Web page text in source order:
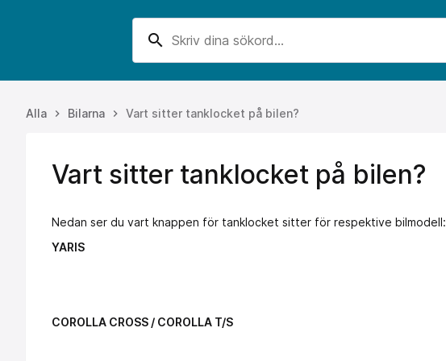
search
Alla keyboard_arrow_right Bilarna keyboard_arrow_right Vart sitter tanklocket på bilen?
Vart sitter tanklocket på bilen?
Nedan ser du vart knappen för tanklocket sitter för respektive bilmodell:
YARIS
COROLLA CROSS / COROLLA T/S